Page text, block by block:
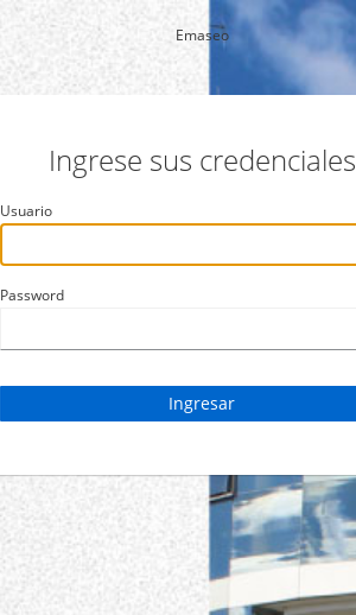
Emaseo
Ingrese sus credenciales
Usuario
Password